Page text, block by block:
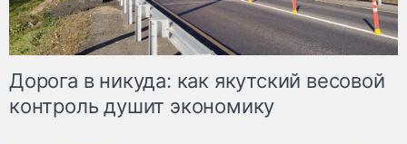
Дорога в никуда: как якутский весовой
контроль душит экономику